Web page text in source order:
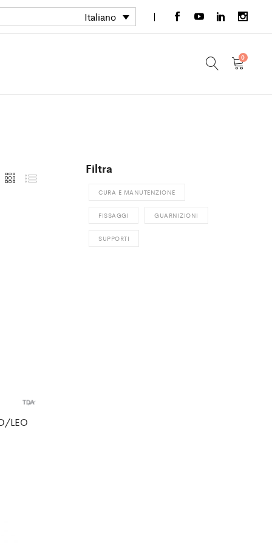
Italiano
0
LEO
Filtra
CURA E MANUTENZIONE
FISSAGGI GUARNIZIONI
SUPPORTI